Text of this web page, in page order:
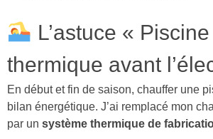
L’astuce «
thermique avant
En début et fin de saison, chauffer une
bilan énergétique. J’ai remplacé mon
par un système thermique de